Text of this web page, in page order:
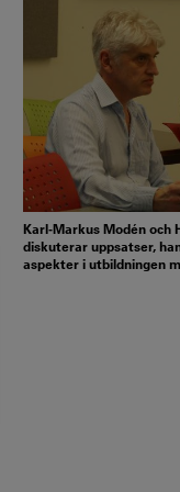
Karl-Markus Modén och
diskuterar uppsatser,
aspekter i utbildningen